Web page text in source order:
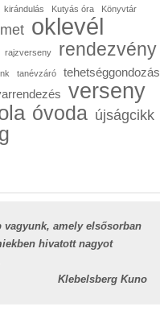
kirándulás Kutyás óra Könyvtár
oklevél
rajzverseny
rendezvény
tanévzáró tehetséggondozás
verseny
óvoda újságcikk
vagyunk, amely elsősorban
hivatott nagyot
Klebelsberg Kuno